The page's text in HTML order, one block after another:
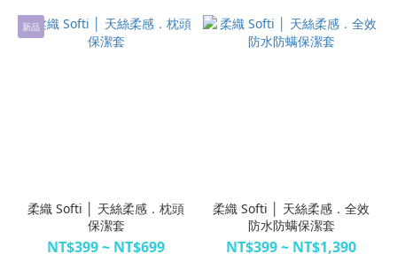
新品
柔織 Softi │ 天絲柔感．枕頭
保潔套
NT$399 ~ NT$699
柔織 Softi │ 天絲柔感．全效
防水防螨保潔套
NT$399 ~ NT$1,390